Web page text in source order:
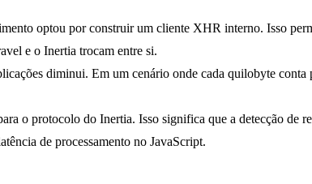
optou por construir um cliente XHR interno. Isso
e o Inertia trocam entre si.
diminui. Em um cenário onde cada quilobyte conta
o protocolo do Inertia. Isso significa que a detecção de
de processamento no JavaScript.